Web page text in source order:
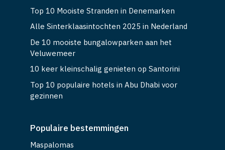
Top 10 Mooiste Stranden in Denemarken
Alle Sinterklaasintochten 2025 in Nederland
De 10 mooiste bungalowparken aan het
Veluwemeer
10 keer kleinschalig genieten op Santorini
Top 10 populaire hotels in Abu Dhabi voor
gezinnen
Populaire bestemmingen
Maspalomas